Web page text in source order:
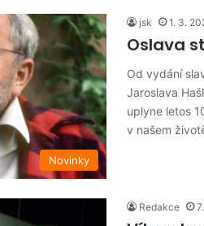
Novinky
jsk 1. 3.
Oslava
Od vydání
Jaroslava
uplyne letos
v našem
Redakce